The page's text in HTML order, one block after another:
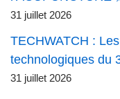
31 juillet 2026
TECHWATCH :
technologiques du
31 juillet 2026